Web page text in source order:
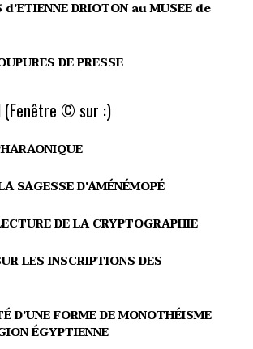
DRIOTON au MUSEE de
DE PRESSE
(Fenêtre © sur :)
SAGESSE D'AMÉNÉMOPÉ
DE LA CRYPTOGRAPHIE
LES INSCRIPTIONS DES
D'UNE FORME DE MONOTHÉISME
ÉGYPTIENNE